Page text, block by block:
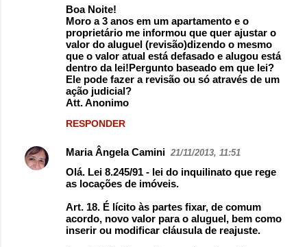
Boa Noite!
Moro a 3 anos em um apartamento e o
proprietário me informou que quer ajustar o
valor do aluguel (revisão)dizendo o mesmo
que o valor atual está defasado e alugou está
dentro da lei!Pergunto baseado em que lei?
Ele pode fazer a revisão ou só através de um
ação judicial?
Att. Anonimo
RESPONDER
Maria Ângela Camini 21/11/2013, 11:51
Olá. Lei 8.245/91 - lei do inquilinato que rege
as locações de imóveis.
Art. 18. É lícito às partes fixar, de comum
acordo, novo valor para o aluguel, bem como
inserir ou modificar cláusula de reajuste.